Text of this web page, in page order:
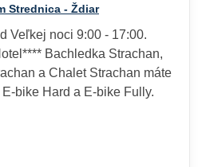
Strednica - Ždiar
Veľkej noci 9:00 - 17:00.
Bachledka Strachan,
a Chalet Strachan máte
bike Hard a E-bike Fully.